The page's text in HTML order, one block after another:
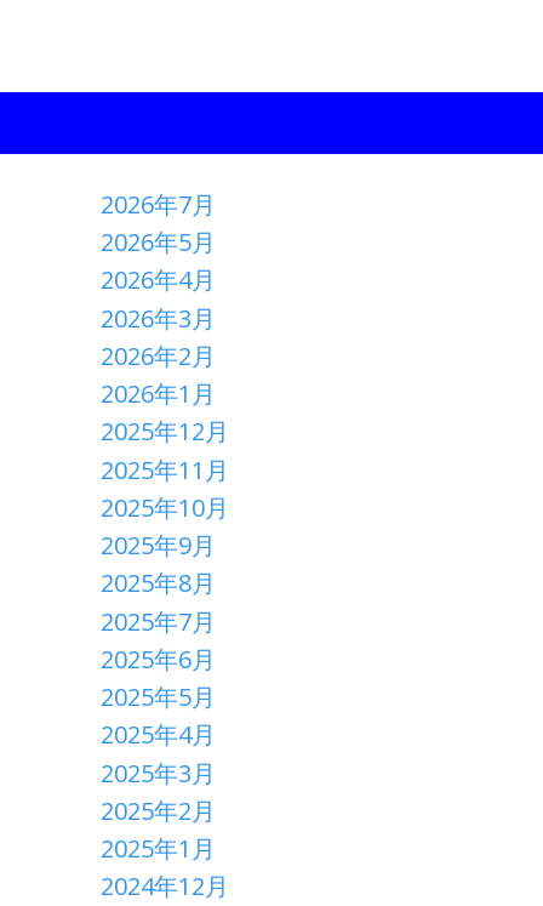
2026年7月
2026年5月
2026年4月
2026年3月
2026年2月
2026年1月
2025年12月
2025年11月
2025年10月
2025年9月
2025年8月
2025年7月
2025年6月
2025年5月
2025年4月
2025年3月
2025年2月
2025年1月
2024年12月